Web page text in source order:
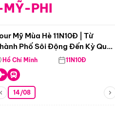
MỸ-PHI
Mỹ Mùa Hè 11N10Đ | Từ
Phố Sôi Động Đến Kỳ Quan
Nhiên Mỹ
Hồ Chí Minh 11N10Đ
14/08